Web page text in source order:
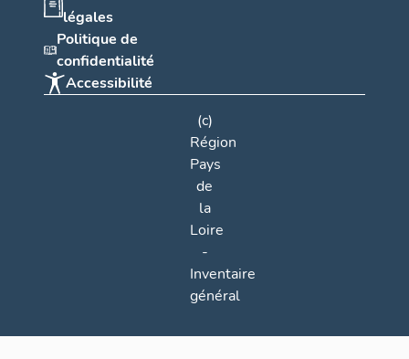
légales
Politique de
confidentialité
Accessibilité
(c)
Région
Pays
de
la
Loire
-
Inventaire
général